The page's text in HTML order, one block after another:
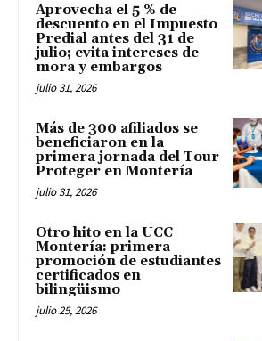
Aprovecha el 5 % de
descuento en el Impuesto
Predial antes del 31 de
julio; evita intereses de
mora y embargos
julio 31, 2026
Más de 300 afiliados se
beneficiaron en la
primera jornada del Tour
Proteger en Montería
julio 31, 2026
Otro hito en la UCC
Montería: primera
promoción de estudiantes
certificados en
bilingüismo
julio 25, 2026